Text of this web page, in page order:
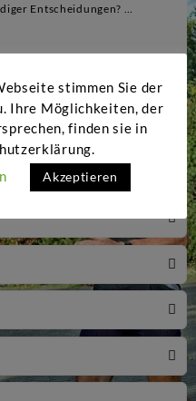
Entscheidungen? …
stimmen Sie der
Ihre Möglichkeiten, der
finden sie in
Akzeptieren